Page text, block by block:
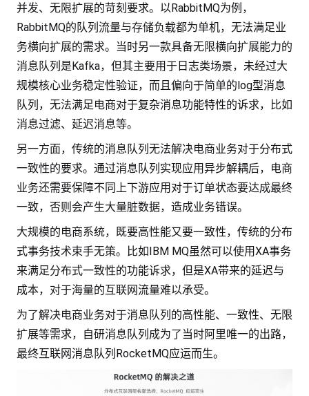
并发、无限扩展的苛刻要求。以RabbitMQ为例，
RabbitMQ的队列流量与存储负载都为单机，无法满足业
务横向扩展的需求。当时另一款具备无限横向扩展能力的
消息队列是Kafka，但其主要用于日志类场景，未经过大
规模核心业务稳定性验证，而且偏向于简单的log型消息
队列，无法满足电商对于复杂消息功能特性的诉求，比如
消息过滤、延迟消息等。
另一方面，传统的消息队列无法解决电商业务对于分布式
一致性的要求。通过消息队列实现应用异步解耦后，电商
业务还需要保障不同上下游应用对于订单状态要达成最终
一致，否则会产生大量脏数据，造成业务错误。
大规模的电商系统，既要高性能又要一致性，传统的分布
式事务技术束手无策。比如IBM MQ虽然可以使用XA事务
来满足分布式一致性的功能诉求，但是XA带来的延迟与
成本，对于海量的互联网流量难以承受。
为了解决电商业务对于消息队列的高性能、一致性、无限
扩展等需求，自研消息队列成为了当时阿里唯一的出路，
最终互联网消息队列RocketMQ应运而生。